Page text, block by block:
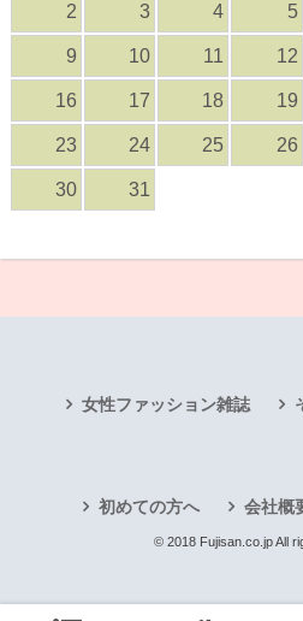
2 3 4 5
9 10 11 12
16 17 18 19
23 24 25 26
30 31
女性ファッション雑誌
初めての方へ 会社概
© 2018 Fujisan.co.jp All